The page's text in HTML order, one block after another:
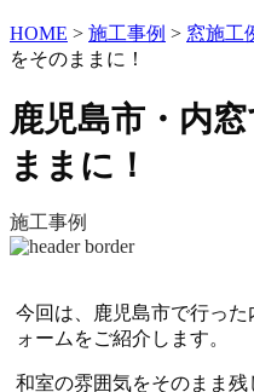
HOME > 施工事例 > 窓施工
をそのままに！
鹿児島市・内
ままに！
施工事例
今回は、鹿児島市で行っ
ォームをご紹介します。
和室の雰囲気をそのまま